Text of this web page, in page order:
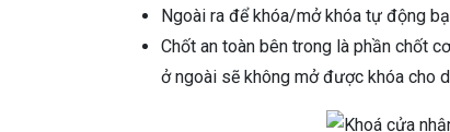
Ngoài ra để khóa/mở khóa tự động
Chốt an toàn bên trong là phần chốt
ở ngoài sẽ không mở được khóa cho